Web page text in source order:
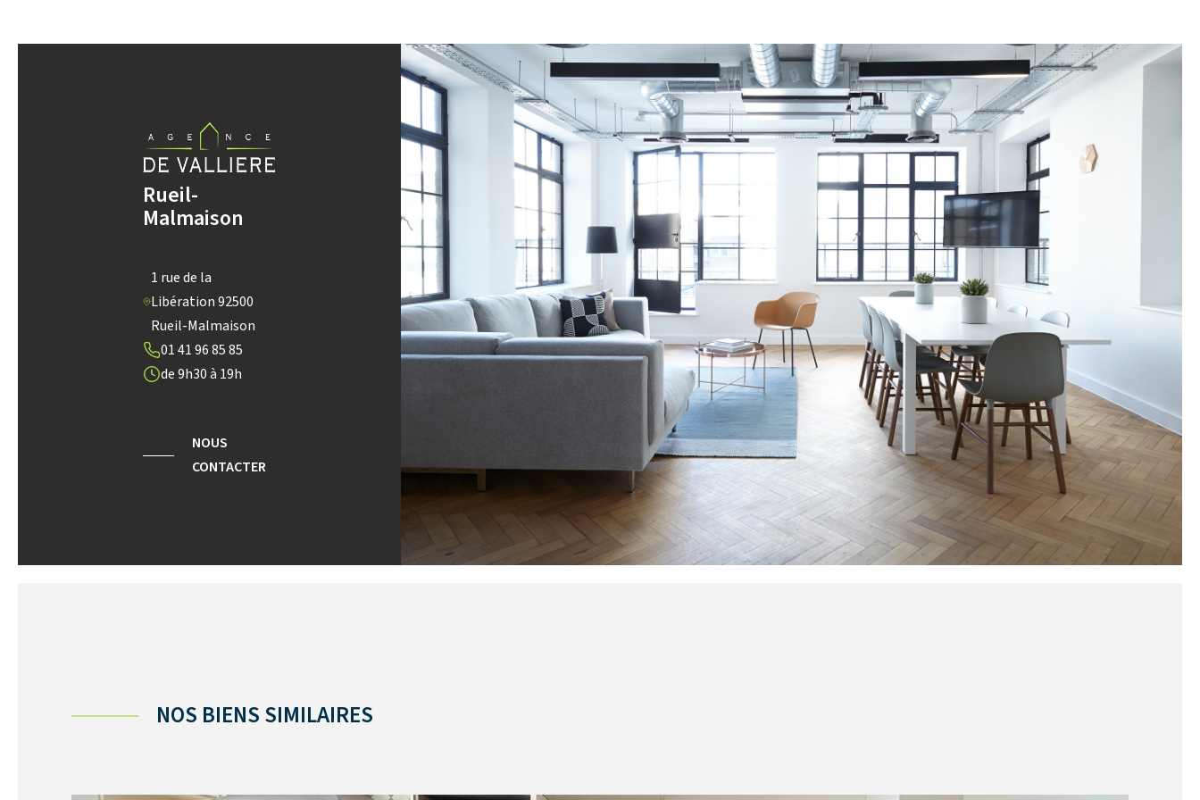
TAUX DE PROPRIÉTAIRES TAUX D'HABITATION
TAXE FONCIÈRE PART DES MÉNAGES SANS VOITURE DISTANCE DE L'AÉROPORT :
SUPERFICIE : RÉSULTATS DES LYCÉES ECOLES ET CRÈCHES
RESTAURANTS ET CAFÉS MÉDECINS
Rueil-
Malmaison
1 rue de la
Libération 92500
Rueil-Malmaison
01 41 96 85 85
de 9h30 à 19h
NOUS
CONTACTER
NOS BIENS SIMILAIRES